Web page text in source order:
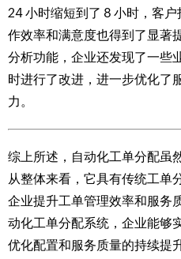
24 小时缩短到了 8 小时，客
作效率和满意度也得到了显著
分析功能，企业还发现了一些
时进行了改进，进一步优化了
力。​
综上所述，自动化工单分配虽
从整体来看，它具有传统工单
企业提升工单管理效率和服务
动化工单分配系统，企业能够
优化配置和服务质量的持续提